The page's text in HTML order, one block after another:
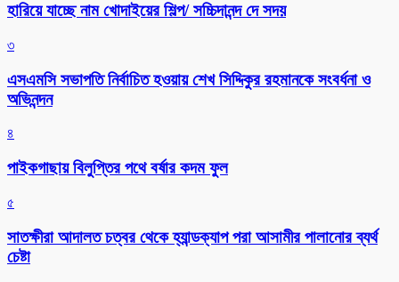
হারিয়ে যাচ্ছে নাম খোদাইয়ের শিল্প/ সচ্চিদানন্দ দে সদয়
৩
এসএমসি সভাপতি নির্বাচিত হওয়ায় শেখ সিদ্দিকুর রহমানকে সংবর্ধনা ও
অভিনন্দন
৪
পাইকগাছায় বিলুপ্তির পথে বর্ষার কদম ফুল
৫
সাতক্ষীরা আদালত চত্বর থেকে হ্যান্ডক্যাপ পরা আসামীর পালানোর ব্যর্থ
চেষ্টা